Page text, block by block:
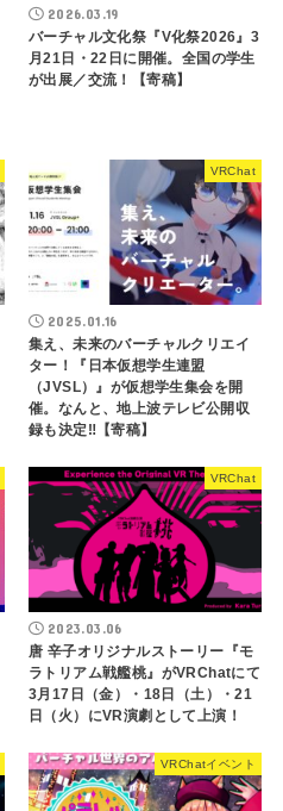
2026.03.19
バーチャル文化祭『V化祭2026』3
月21日・22日に開催。全国の学生
が出展／交流！【寄稿】
VRChat
2025.01.16
集え、未来のバーチャルクリエイ
ター！『日本仮想学生連盟
（JVSL）』が仮想学生集会を開
催。なんと、地上波テレビ公開収
録も決定‼︎【寄稿】
VRChat
2023.03.06
唐 辛子オリジナルストーリー『モ
ラトリアム戦艦桃』がVRChatにて
3月17日（金）・18日（土）・21
日（火）にVR演劇として上演！
VRChatイベント